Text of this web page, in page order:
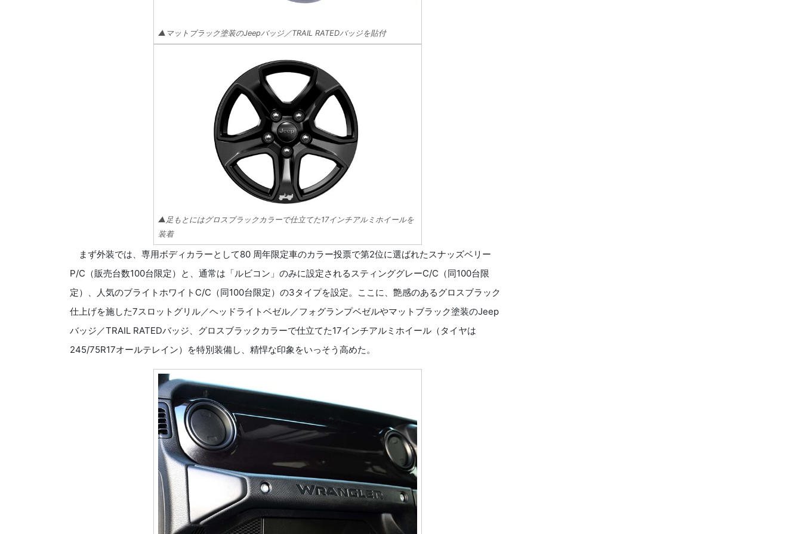
▲マットブラック塗装のJeepバッジ／TRAIL RATEDバッジを貼付
▲足もとにはグロスブラックカラーで仕立てた17インチアルミホイールを
装着
まず外装では、専用ボディカラーとして80 周年限定車のカラー投票で第2位に選ばれたスナッズベリー
P/C（販売台数100台限定）と、通常は「ルビコン」のみに設定されるスティンググレーC/C（同100台限
定）、人気のブライトホワイトC/C（同100台限定）の3タイプを設定。ここに、艶感のあるグロスブラック
仕上げを施した7スロットグリル／ヘッドライトベゼル／フォグランプベゼルやマットブラック塗装のJeep
バッジ／TRAIL RATEDバッジ、グロスブラックカラーで仕立てた17インチアルミホイール（タイヤは
245/75R17オールテレイン）を特別装備し、精悍な印象をいっそう高めた。